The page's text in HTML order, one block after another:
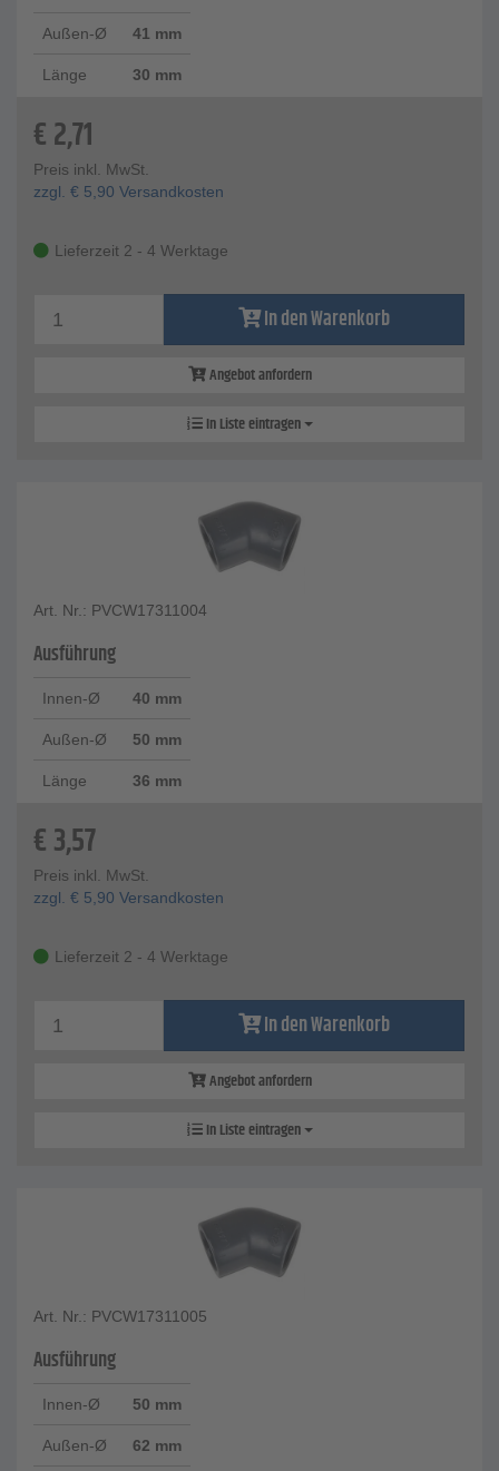
Außen-Ø 41 mm
Länge 30 mm
€2,71
Preis inkl. MwSt.
zzgl. € 5,90 Versandkosten
Lieferzeit 2 - 4 Werktage
In den Warenkorb
Angebot anfordern
In Liste eintragen
Art. Nr.: PVCW17311004
Ausführung
Innen-Ø 40 mm
Außen-Ø 50 mm
Länge 36 mm
€3,57
Preis inkl. MwSt.
zzgl. € 5,90 Versandkosten
Lieferzeit 2 - 4 Werktage
In den Warenkorb
Angebot anfordern
In Liste eintragen
Art. Nr.: PVCW17311005
Ausführung
Innen-Ø 50 mm
Außen-Ø 62 mm